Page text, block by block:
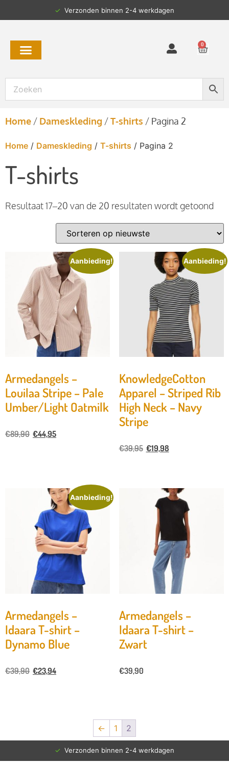
✓ Verzonden binnen 2-4 werkdagen
0
Home / Dameskleding /T-shirts / Pagina 2
Home / Dameskleding / T-shirts / Pagina 2
T-shirts
Resultaat 17–20 van de 20 resultaten wordt getoond
Aanbieding!
Armedangels –
Louilaa Stripe – Pale
Umber/Light Oatmilk
€89,90 €44,95
Aanbieding!
KnowledgeCotton
Apparel – Striped Rib
High Neck – Navy
Stripe
€39,95 €19,98
Aanbieding!
Armedangels –
Idaara T-shirt –
Dynamo Blue
€39,90 €23,94
Armedangels –
Idaara T-shirt –
Zwart
€39,90
← 1 2
✓ Verzonden binnen 2-4 werkdagen